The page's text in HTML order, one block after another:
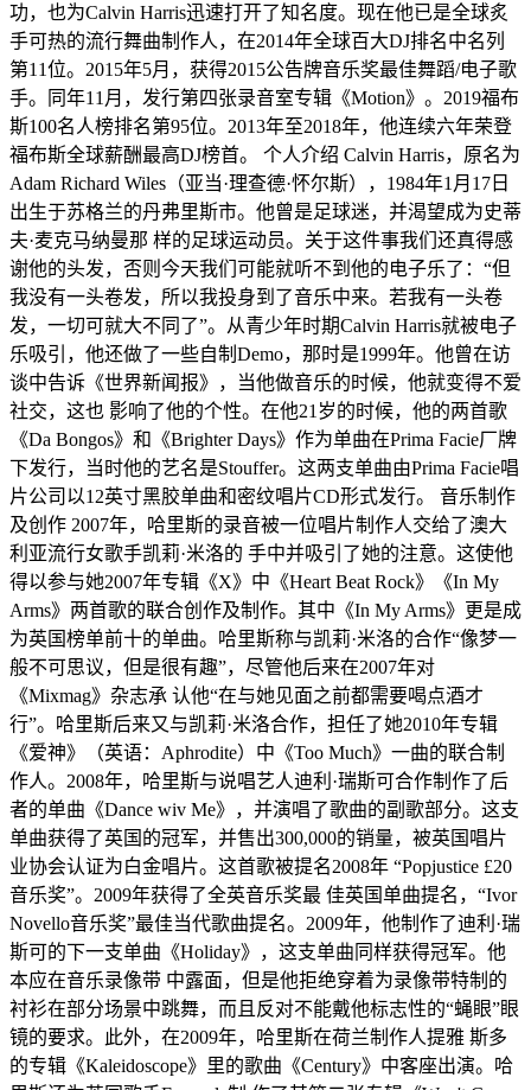
功，也为Calvin Harris迅速打开了知名度。现在他已是全球炙
手可热的流行舞曲制作人，在2014年全球百大DJ排名中名列
第11位。2015年5月，获得2015公告牌音乐奖最佳舞蹈/电子歌
手。同年11月，发行第四张录音室专辑《Motion》。2019福布
斯100名人榜排名第95位。2013年至2018年，他连续六年荣登
福布斯全球薪酬最高DJ榜首。 个人介绍 Calvin Harris，原名为
Adam Richard Wiles（亚当·理查德·怀尔斯），1984年1月17日
出生于苏格兰的丹弗里斯市。他曾是足球迷，并渴望成为史蒂
夫·麦克马纳曼那 样的足球运动员。关于这件事我们还真得感
谢他的头发，否则今天我们可能就听不到他的电子乐了：“但
我没有一头卷发，所以我投身到了音乐中来。若我有一头卷
发，一切可就大不同了”。从青少年时期Calvin Harris就被电子
乐吸引，他还做了一些自制Demo，那时是1999年。他曾在访
谈中告诉《世界新闻报》，当他做音乐的时候，他就变得不爱
社交，这也 影响了他的个性。在他21岁的时候，他的两首歌
《Da Bongos》和《Brighter Days》作为单曲在Prima Facie厂牌
下发行，当时他的艺名是Stouffer。这两支单曲由Prima Facie唱
片公司以12英寸黑胶单曲和密纹唱片CD形式发行。 音乐制作
及创作 2007年，哈里斯的录音被一位唱片制作人交给了澳大
利亚流行女歌手凯莉·米洛的 手中并吸引了她的注意。这使他
得以参与她2007年专辑《X》中《Heart Beat Rock》《In My
Arms》两首歌的联合创作及制作。其中《In My Arms》更是成
为英国榜单前十的单曲。哈里斯称与凯莉·米洛的合作“像梦一
般不可思议，但是很有趣”，尽管他后来在2007年对
《Mixmag》杂志承 认他“在与她见面之前都需要喝点酒才
行”。哈里斯后来又与凯莉·米洛合作，担任了她2010年专辑
《爱神》（英语：Aphrodite）中《Too Much》一曲的联合制
作人。2008年，哈里斯与说唱艺人迪利·瑞斯可合作制作了后
者的单曲《Dance wiv Me》，并演唱了歌曲的副歌部分。这支
单曲获得了英国的冠军，并售出300,000的销量，被英国唱片
业协会认证为白金唱片。这首歌被提名2008年 “Popjustice £20
音乐奖”。2009年获得了全英音乐奖最 佳英国单曲提名，“Ivor
Novello音乐奖”最佳当代歌曲提名。2009年，他制作了迪利·瑞
斯可的下一支单曲《Holiday》，这支单曲同样获得冠军。他
本应在音乐录像带 中露面，但是他拒绝穿着为录像带特制的
衬衫在部分场景中跳舞，而且反对不能戴他标志性的“蝇眼”眼
镜的要求。此外，在2009年，哈里斯在荷兰制作人提雅 斯多
的专辑《Kaleidoscope》里的歌曲《Century》中客座出演。哈